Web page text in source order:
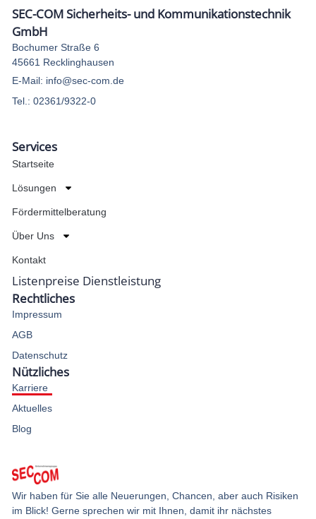
Wir haben für Sie alle Neuerungen, Chancen, aber auch Risiken
im Blick! Gerne sprechen wir mit Ihnen, damit ihr nächstes
Services
Startseite
Lösungen
Fördermittelberatung
Über Uns
Kontakt
Listenpreise Dienstleistung
Rechtliches
Impressum
AGB
Datenschutz
Nützliches
Karriere
Aktuelles
Blog
SEC-COM Sicherheits- und Kommunikationstechnik
GmbH
Bochumer Straße 6
45661 Recklinghausen
E-Mail: info@sec-com.de
Tel.: 02361/9322-0